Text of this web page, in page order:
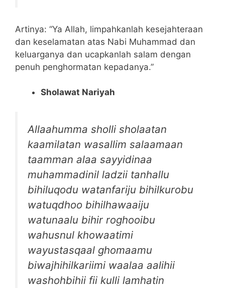
Artinya: “Ya Allah, limpahkanlah kesejahteraan
dan keselamatan atas Nabi Muhammad dan
keluarganya dan ucapkanlah salam dengan
penuh penghormatan kepadanya.”
Sholawat Nariyah
Allaahumma sholli sholaatan
kaamilatan wasallim salaamaan
taamman alaa sayyidinaa
muhammadinil ladzii tanhallu
bihiluqodu watanfariju bihilkurobu
watuqdhoo bihilhawaaiju
watunaalu bihir roghooibu
wahusnul khowaatimi
wayustasqaal ghomaamu
biwajhihilkariimi waalaa aalihii
washohbihii fii kulli lamhatin